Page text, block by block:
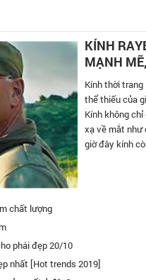
KÍNH
MẠNH
Kính thời
thể thiếu của
Kính không
xạ về mắt như
giờ đây kính
chất lượng
phái đẹp 20/10
nhất [Hot trends 2019]
lớn nhất Việt Nam! Tôi rất